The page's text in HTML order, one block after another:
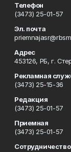
Телефон
(3473) 25-01-57
Эл. почта
Адрес
453126, РБ, г.
Рекламная
(3473) 25-15-36
Редакция
(3473) 25-01-57
Приемная
(3473) 25-01-57
Сотрудничество